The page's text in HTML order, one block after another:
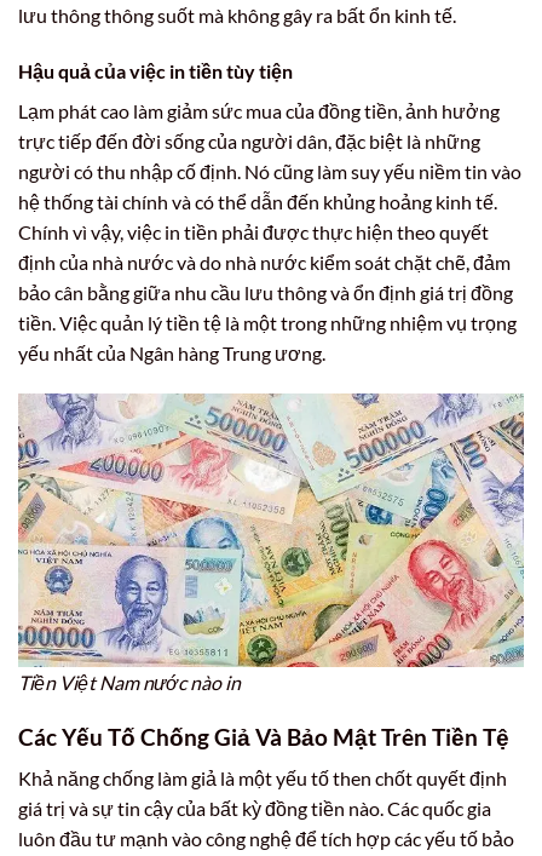
lưu thông thông suốt mà không gây ra bất ổn kinh tế.
Hậu quả của việc in tiền tùy tiện
Lạm phát cao làm giảm sức mua của đồng tiền, ảnh hưởng
trực tiếp đến đời sống của người dân, đặc biệt là những
người có thu nhập cố định. Nó cũng làm suy yếu niềm tin vào
hệ thống tài chính và có thể dẫn đến khủng hoảng kinh tế.
Chính vì vậy, việc in tiền phải được thực hiện theo quyết
định của nhà nước và do nhà nước kiểm soát chặt chẽ, đảm
bảo cân bằng giữa nhu cầu lưu thông và ổn định giá trị đồng
tiền. Việc quản lý tiền tệ là một trong những nhiệm vụ trọng
yếu nhất của Ngân hàng Trung ương.
Tiền Việt Nam nước nào in
Các Yếu Tố Chống Giả Và Bảo Mật Trên Tiền Tệ
Khả năng chống làm giả là một yếu tố then chốt quyết định
giá trị và sự tin cậy của bất kỳ đồng tiền nào. Các quốc gia
luôn đầu tư mạnh vào công nghệ để tích hợp các yếu tố bảo